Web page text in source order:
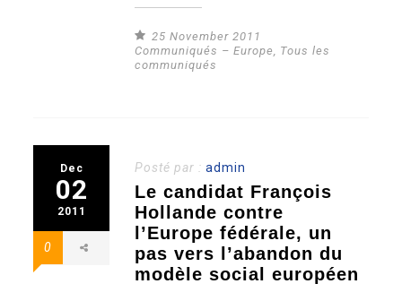
25 November 2011
Communiqués – Europe, Tous les
communiqués
Dec
02
2011
0
Posté par :admin
Le candidat François
Hollande contre
l’Europe fédérale, un
pas vers l’abandon du
modèle social européen